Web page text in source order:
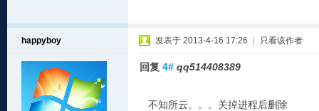
happyboy 发表于 2013-4-16 17:26 只看该作者
回复 4# qq514408389
不知所云。。。关掉进程后删除